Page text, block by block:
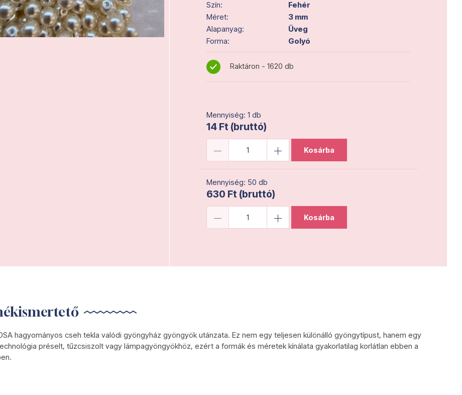
Szín:
Fehér
Méret:
3 mm
Alapanyag:
Üveg
Forma:
Golyó
Raktáron - 1620 db
Mennyiség: 1 db
14 Ft (bruttó)
Kosárba
Mennyiség: 50 db
630 Ft (bruttó)
Kosárba
hagyományos cseh tekla valódi gyöngyház gyöngyök utánzata. Ez nem egy teljesen különálló gyöngytípust, hanem egy
préselt, tűzcsiszolt vagy lámpagyöngyökhöz, ezért a formák és méretek kínálata gyakorlatilag korlátlan ebben a